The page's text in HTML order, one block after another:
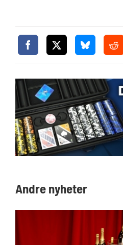
Andre nyheter